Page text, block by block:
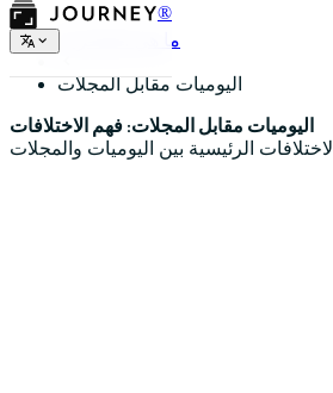
®
ما هي المذكرة؟
اليوميات مقابل المجلات
اليوميات مقابل المجلات: فهم الاختلافات
الاختلافات الرئيسية بين اليوميات والمجلات